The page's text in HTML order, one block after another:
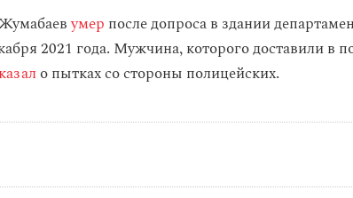
умер после допроса в здании
2021 года. Мужчина, которого доставили в
о пытках со стороны полицейских.